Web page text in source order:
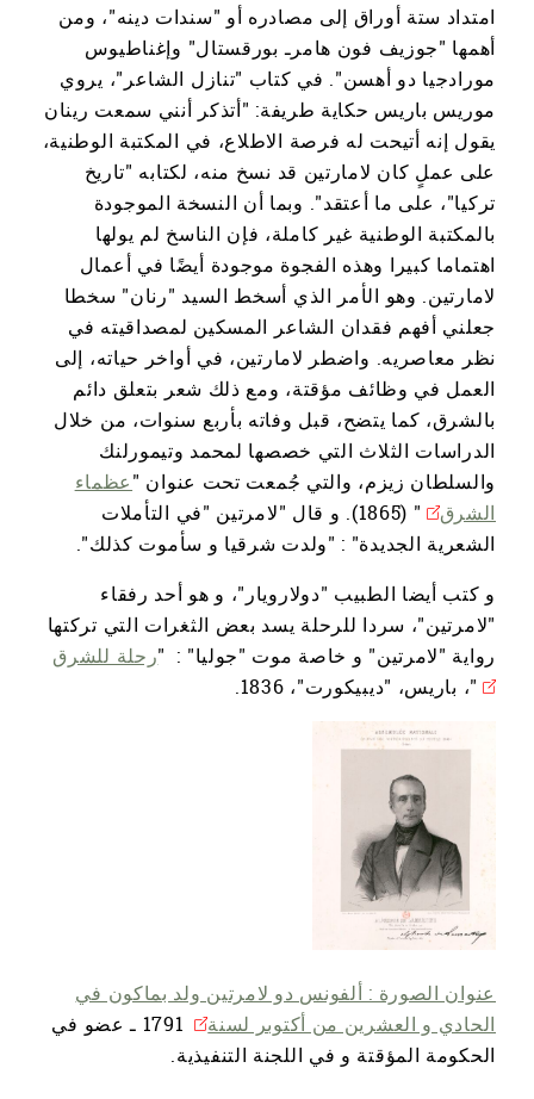
امتداد ستة أوراق إلى مصادره أو "سندات دينه"، ومن
أهمها "جوزيف فون هامرـ بورقستال" وإغناطيوس
مورادجيا دو أهسن". في كتاب "تنازل الشاعر"، يروي
موريس باريس حكاية طريفة: "أتذكر أنني سمعت رينان
يقول إنه أتيحت له فرصة الاطلاع، في المكتبة الوطنية،
على عملٍ كان لامارتين قد نسخ منه، لكتابه "تاريخ
تركيا"، على ما أعتقد". وبما أن النسخة الموجودة
بالمكتبة الوطنية غير كاملة، فإن الناسخ لم يولها
اهتماما كبيرا وهذه الفجوة موجودة أيضًا في أعمال
لامارتين. وهو الأمر الذي أسخط السيد "رنان" سخطا
جعلني أفهم فقدان الشاعر المسكين لمصداقيته في
نظر معاصريه. واضطر لامارتين، في أواخر حياته، إلى
العمل في وظائف مؤقتة، ومع ذلك شعر بتعلق دائم
بالشرق، كما يتضح، قبل وفاته بأربع سنوات، من خلال
الدراسات الثلاث التي خصصها لمحمد وتيمورلنك
والسلطان زيزم، والتي جُمعت تحت عنوان "عظماء
الشرق
" (1865). و قال "لامرتين "في التأملات
الشعرية الجديدة" : "ولدت شرقيا و سأموت كذلك".
و كتب أيضا الطبيب "دولارويار"، و هو أحد رفقاء
"لامرتين"، سردا للرحلة يسد بعض الثغرات التي تركتها
رواية "لامرتين" و خاصة موت "جوليا" : "رحلة للشرق
"، باريس، "ديبيكورت"، 1836.
عنوان الصورة : ألفونس دو لامرتين ولد بماكون في
الحادي و العشرين من أكتوبر لسنة
1791 ـ عضو في
الحكومة المؤقتة و في اللجنة التنفيذية.